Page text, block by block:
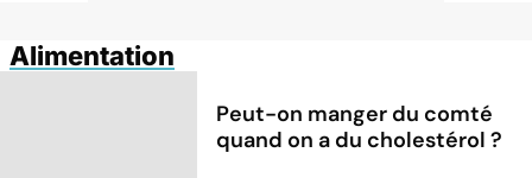
Alimentation
Peut-on manger du comté
quand on a du cholestérol ?